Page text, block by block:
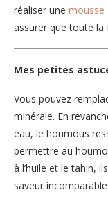
réaliser une mousse
assurer que toute la
Mes petites
Vous pouvez
minérale. En
eau, le houmous
permettre au
à l’huile et le tahin,
saveur incomparable.